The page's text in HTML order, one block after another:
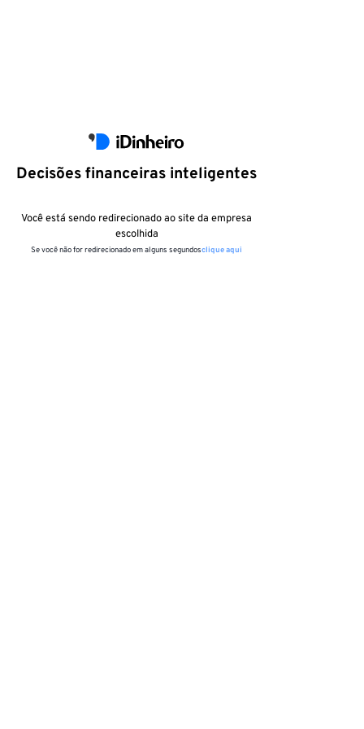
Decisões financeiras inteligentes
Você está sendo redirecionado ao site da empresa
escolhida
Se você não for redirecionado em alguns segundosclique aqui